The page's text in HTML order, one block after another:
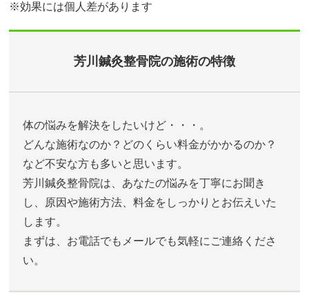
※効果には個人差があります
芳川鍼灸整骨院の施術の特徴
体の悩みを解決をしたいけど・・・。
どんな施術なのか？どのくらい料金がかかるのか？
など不安な方も多いと思います。
芳川鍼灸整骨院は、あなたの悩みを丁寧にお聞き
し、原因や施術方法、料金をしっかりとお伝えいた
します。
まずは、お電話でもメールでも気軽にご連絡くださ
い。